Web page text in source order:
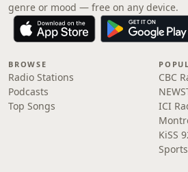
genre or mood — free on any device.
BROWSE
Radio Stations
Podcasts
Top Songs
CBC
ICI
KiSS